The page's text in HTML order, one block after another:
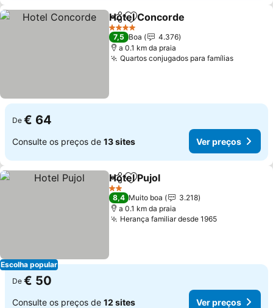
PartilharAdicionar aos favoritos
Hotel Concorde
4 Estrelas
7,5 Boa
4.376
a 0.1 km da praia
Quartos conjugados para famílias
De € 64
Consulte os preços de 13 sites Ver preços
Escolha popular
PartilharAdicionar aos favoritos
Hotel Pujol
2 Estrelas
8,4 Muito boa
3.218
a 0.1 km da praia
Herança familiar desde 1965
De € 50
Consulte os preços de 12 sites Ver preços